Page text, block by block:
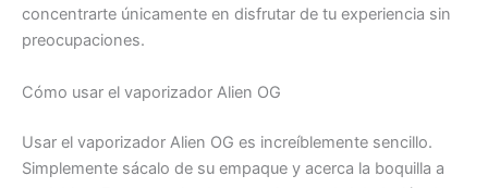
concentrarte únicamente en disfrutar de tu experiencia sin
preocupaciones.
Cómo usar el vaporizador Alien OG
Usar el vaporizador Alien OG es increíblemente sencillo.
Simplemente sácalo de su empaque y acerca la boquilla a